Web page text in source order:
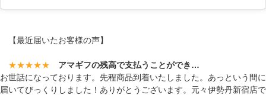
【最近届いたお客様の声】
★★★★★
アマギフの残高で支払うことができ…
お世話になっております。先程商品到着いたしました。あっという間に
届いてびっくりしました！ありがとうございます。元々伊勢丹新宿店で